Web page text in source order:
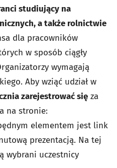
studiujący na
a także rolnictwie
dla pracowników
w sposób ciągły
wymagają
Aby wziąć udział w
zarejestrować się za
na stronie:
elementem jest link
prezentacją. Na tej
wybrani uczestnicy